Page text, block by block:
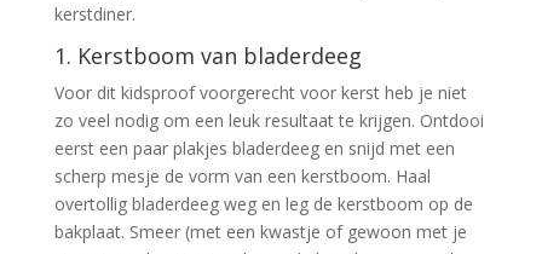
kerstdiner.
1. Kerstboom van bladerdeeg
Voor dit kidsproof voorgerecht voor kerst heb je niet
zo veel nodig om een leuk resultaat te krijgen. Ontdooi
eerst een paar plakjes bladerdeeg en snijd met een
scherp mesje de vorm van een kerstboom. Haal
overtollig bladerdeeg weg en leg de kerstboom op de
bakplaat. Smeer (met een kwastje of gewoon met je